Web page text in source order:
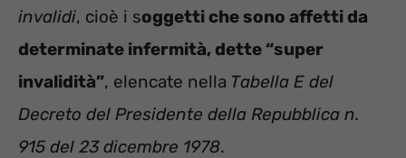
invalidi, cioè i soggetti che sono affetti da
determinate infermità, dette “super
invalidità”, elencate nella Tabella E del
Decreto del Presidente della Repubblica n.
915 del 23 dicembre 1978.